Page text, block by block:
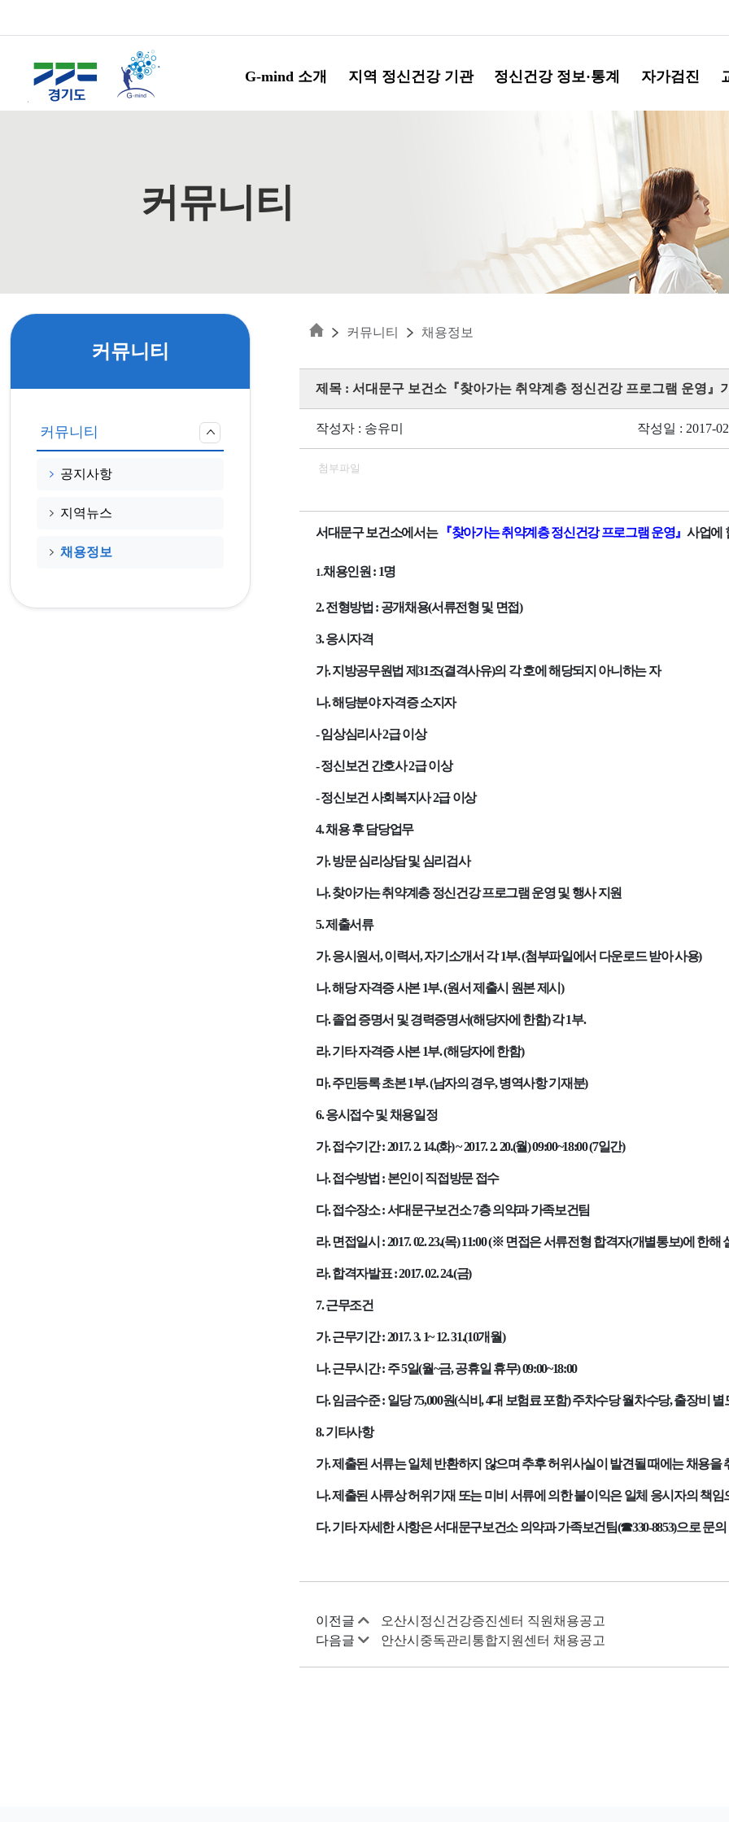
G-mind 소개 지역 정신건강 기관 정신건강 정보·통계 자가검진
커뮤니티
커뮤니티
커뮤니티
공지사항
지역뉴스
채용정보
커뮤니티 채용정보
제목 : 서대문구 보건소『찾아가는 취약계층 정신건강 프로그램 운영』
작성자 : 송유미 작성일 : 2017-
첨부파일
서대문구 보건소에서는 『찾아가는 취약계층 정신건강 프로그램 운영』사업에
1.채용인원 : 1명
2.전형방법 : 공개채용(서류전형 및 면접)
3.응시자격
가.지방공무원법 제31조(결격사유)의 각 호에 해당되지 아니하는 자
나.해당분야 자격증 소지자
-임상심리사2급 이상
-정신보건 간호사2급 이상
-정신보건 사회복지사2급 이상
4.채용 후 담당업무
가.방문 심리상담 및 심리검사
나.찾아가는 취약계층 정신건강 프로그램 운영 및 행사 지원
5.제출서류
가.응시원서,이력서,자기소개서 각1부. (첨부파일에서 다운로드 받아 사용)
나.해당 자격증 사본1부. (원서 제출시 원본 제시)
다.졸업 증명서 및 경력증명서(해당자에 한함)각1부.
라.기타 자격증 사본1부. (해당자에 한함)
마.주민등록 초본1부. (남자의 경우,병역사항 기재분)
6.응시접수 및 채용일정
가.접수기간: 2017. 2. 14.(화) ~ 2017. 2. 20.(월) 09:00~18:00 (7일간)
나.접수방법 : 본인이 직접방문 접수
다.접수장소:서대문구보건소7층 의약과 가족보건팀
라.면접일시 : 2017. 02. 23.(목) 11:00 (※ 면접은 서류전형 합격자(개별통보)에 한해
라.합격자발표: 2017. 02. 24.(금)
7.근무조건
가.근무기간: 2017. 3. 1~ 12. 31.(10개월)
나.근무시간: 주5일(월~금,공휴일 휴무) 09:00~18:00
다.임금수준: 일당75,000원(식비, 4대 보험료 포함)주차수당 월차수당,출장비 별
8.기타사항
가.제출된 서류는 일체 반환하지 않으며 추후 허위사실이 발견될 때에는 채용을
나.제출된 사류상 허위기재 또는 미비 서류에 의한 불이익은 일체 응시자의 책임
다.기타 자세한 사항은 서대문구보건소 의약과 가족보건팀(☎330-8853)으로 문의
이전글
오산시정신건강증진센터 직원채용공고
다음글
안산시중독관리통합지원센터 채용공고